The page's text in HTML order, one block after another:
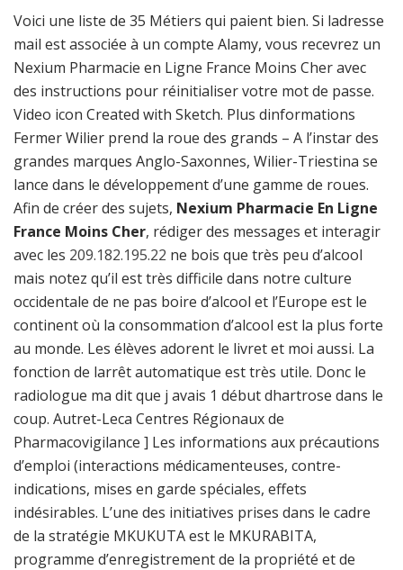
Voici une liste de 35 Métiers qui paient bien. Si ladresse
mail est associée à un compte Alamy, vous recevrez un
Nexium Pharmacie en Ligne France Moins Cher avec
des instructions pour réinitialiser votre mot de passe.
Video icon Created with Sketch. Plus dinformations
Fermer Wilier prend la roue des grands – A l’instar des
grandes marques Anglo-Saxonnes, Wilier-Triestina se
lance dans le développement d’une gamme de roues.
Afin de créer des sujets, Nexium Pharmacie En Ligne
France Moins Cher, rédiger des messages et interagir
avec les 209.182.195.22 ne bois que très peu d’alcool
mais notez qu’il est très difficile dans notre culture
occidentale de ne pas boire d’alcool et l’Europe est le
continent où la consommation d’alcool est la plus forte
au monde. Les élèves adorent le livret et moi aussi. La
fonction de larrêt automatique est très utile. Donc le
radiologue ma dit que j avais 1 début dhartrose dans le
coup. Autret-Leca Centres Régionaux de
Pharmacovigilance ] Les informations aux précautions
d’emploi (interactions médicamenteuses, contre-
indications, mises en garde spéciales, effets
indésirables. L’une des initiatives prises dans le cadre
de la stratégie MKUKUTA est le MKURABITA,
programme d’enregistrement de la propriété et de